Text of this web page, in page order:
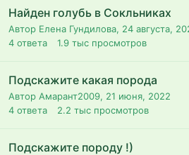
Найден голубь в Сокльниках
Автор Елена Гундилова, 24 августа,
4 ответа 1.9 тыс просмотров
Подскажите какая порода
Автор Амарант2009, 21 июня, 2022
4 ответа 2.2 тыс просмотров
Подскажите породу !)